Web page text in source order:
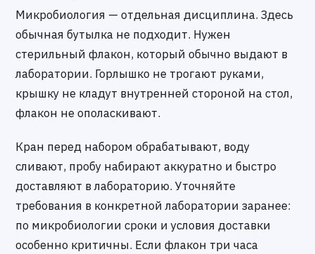
Микробиология — отдельная дисциплина. Здесь
обычная бутылка не подходит. Нужен
стерильный флакон, который обычно выдают в
лаборатории. Горлышко не трогают руками,
крышку не кладут внутренней стороной на стол,
флакон не ополаскивают.
Кран перед набором обрабатывают, воду
сливают, пробу набирают аккуратно и быстро
доставляют в лабораторию. Уточняйте
требования в конкретной лаборатории заранее:
по микробиологии сроки и условия доставки
особенно критичны. Если флакон три часа